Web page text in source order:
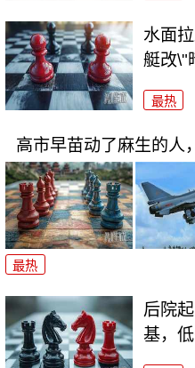
水面
艇改\"
最热
高市早苗动了麻生的人
最热
后院
基，低